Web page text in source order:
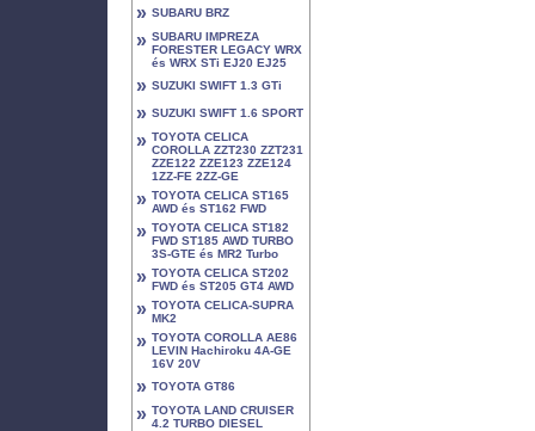
» SUBARU BRZ
» SUBARU IMPREZA
FORESTER LEGACY WRX
és WRX STi EJ20 EJ25
» SUZUKI SWIFT 1.3 GTi
» SUZUKI SWIFT 1.6 SPORT
» TOYOTA CELICA
COROLLA ZZT230 ZZT231
ZZE122 ZZE123 ZZE124
1ZZ-FE 2ZZ-GE
» TOYOTA CELICA ST165
AWD és ST162 FWD
» TOYOTA CELICA ST182
FWD ST185 AWD TURBO
3S-GTE és MR2 Turbo
» TOYOTA CELICA ST202
FWD és ST205 GT4 AWD
» TOYOTA CELICA-SUPRA
MK2
» TOYOTA COROLLA AE86
LEVIN Hachiroku 4A-GE
16V 20V
» TOYOTA GT86
» TOYOTA LAND CRUISER
4.2 TURBO DIESEL